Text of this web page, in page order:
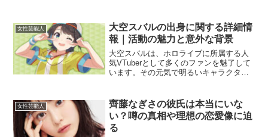
の身長やカップ数について掘り下げてい
きたいと思います。佐藤栞...
女性芸能人
大空スバルの出身に関する詳細情
報｜活動の魅力と意外な背景
大空スバルは、ホロライブに所属する人
気VTuberとして多くのファンを魅了して
います。その元気で明るいキャラクター
り下げてご紹介します。大空スバルの出
身地はどこ？大空ス...
女性芸能人
齊藤なぎさの彼氏は本当にいな
い？噂の真相や理想の恋愛像に迫
る